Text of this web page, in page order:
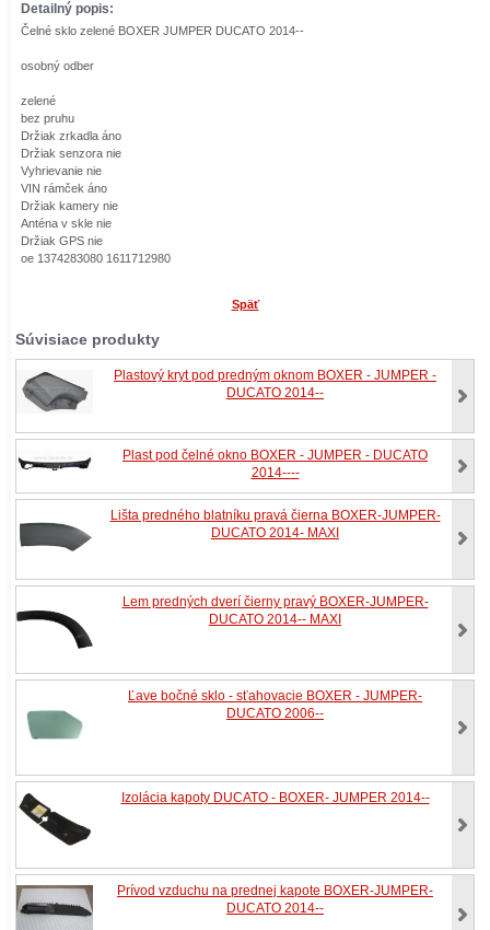
Detailný popis:
Čelné sklo zelené BOXER JUMPER DUCATO 2014--
osobný odber
zelené
bez pruhu
Držiak zrkadla áno
Držiak senzora nie
Vyhrievanie nie
VIN rámček áno
Držiak kamery nie
Anténa v skle nie
Držiak GPS nie
oe 1374283080 1611712980
Späť
Súvisiace produkty
Plastový kryt pod predným oknom BOXER - JUMPER -
DUCATO 2014--
Plast pod čelné okno BOXER - JUMPER - DUCATO
2014----
Lišta predného blatníku pravá čierna BOXER-JUMPER-
DUCATO 2014- MAXI
Lem predných dverí čierny pravý BOXER-JUMPER-
DUCATO 2014-- MAXI
Ľave bočné sklo - sťahovacie BOXER - JUMPER-
DUCATO 2006--
Izolácia kapoty DUCATO - BOXER- JUMPER 2014--
Prívod vzduchu na prednej kapote BOXER-JUMPER-
DUCATO 2014--